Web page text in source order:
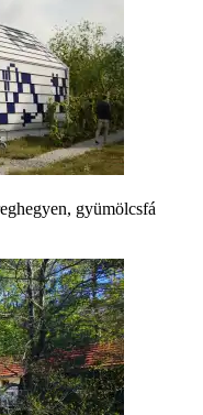
gyümölcsfá